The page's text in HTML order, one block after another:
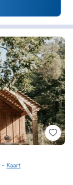
Kaart